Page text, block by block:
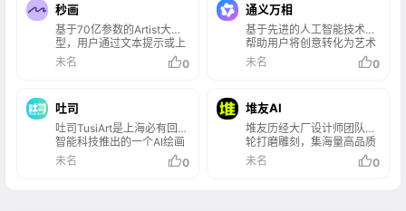
丰富的风格咒语模板，用户
可以通过文字描述来生成具
有中国文化特色的绘画作
品。无论是国风、水墨画、
刺绣、皮影戏还是京剧等元
术。
求，就能轻松上手。在画廊
中，用户可以欣赏并学习来
自多领域创作者的精美作
品，为创作提供丰富的灵感
来源，进而促进二创和设计
秒画
基于70亿参数的Artist大模
型，用户通过文本提示或上
传图片，快速生成高质量画
作。支持多种风格和精准控
格。秒画平台简化了创作流
程，适用于设计、营销、游
戏动画等多个领域，帮助用
户将创意快速转化为视觉内
容，同时提供API接口，支
未名 0
通义万相
基于先进的人工智能技术，
帮助用户将创意转化为艺术
作品。用户可以通过简单的
操作，实现个性化的绘画和
创作、设计辅助等领域，为
艺术家和设计师提供强大的
创意支持。
未名 0
吐司
吐司TusiArt是上海必有回响
智能科技推出的一个AI绘画
模型分享社区和在线生图平
台，吐司TusiArt不仅提供了
未名 0
堆友AI
堆友历经大厂设计师团队多
轮打磨雕刻，集海量高品质
3D素材、实时在线渲染、
多元场景功能应用、轻便好
未名 0